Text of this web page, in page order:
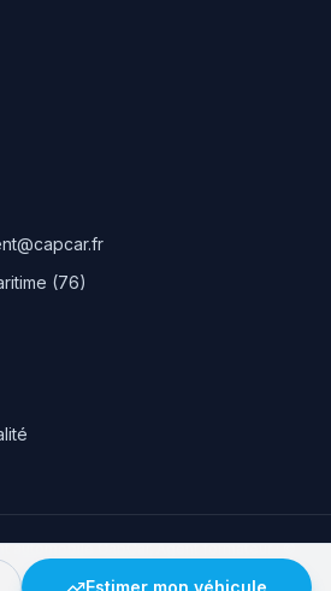
(76)
automobile CapCar, Agent formateur· ©
· Tous droits réservés
Estimer mon véhicule